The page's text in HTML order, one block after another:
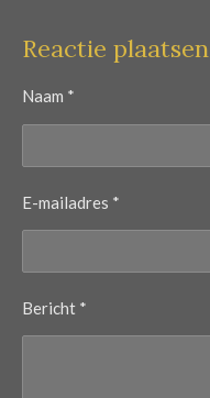
Reactie plaatsen
Naam *
E-mailadres *
Bericht *